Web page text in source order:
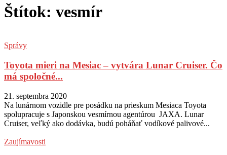
Štítok: vesmír
Správy
Toyota mieri na Mesiac – vytvára Lunar Cruiser. Čo
má spoločné...
21. septembra 2020
Na lunárnom vozidle pre posádku na prieskum Mesiaca Toyota
spolupracuje s Japonskou vesmírnou agentúrou JAXA. Lunar
Cruiser, veľký ako dodávka, budú poháňať vodíkové palivové...
Zaujímavosti